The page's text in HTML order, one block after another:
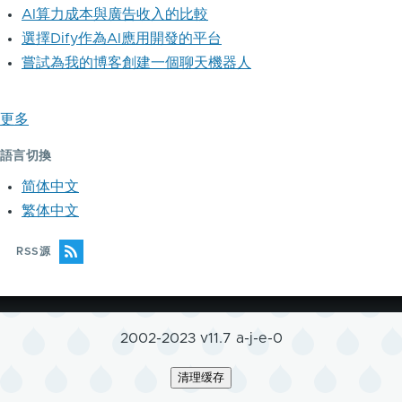
AI算力成本與廣告收入的比較
選擇Dify作為AI應用開發的平台
嘗試為我的博客創建一個聊天機器人
更多
語言切換
简体中文
繁体中文
RSS源
2002-2023 v11.7 a-j-e-0